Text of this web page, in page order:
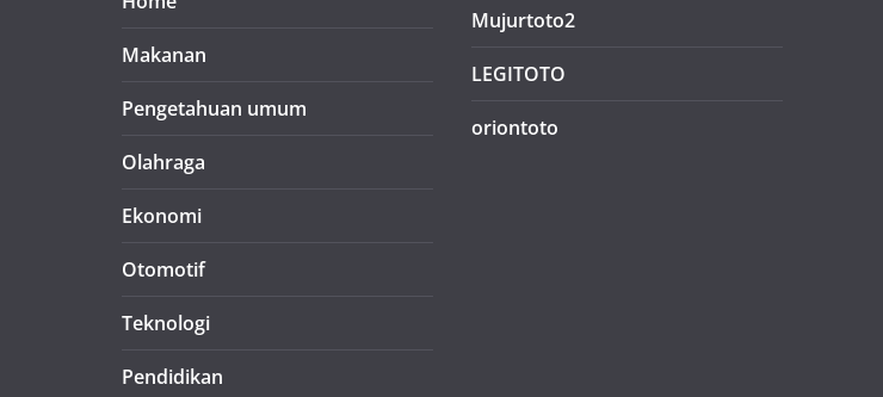
Makanan
Pengetahuan umum
Olahraga
Ekonomi
Otomotif
Teknologi
Pendidikan
Mujurtoto2
LEGITOTO
oriontoto